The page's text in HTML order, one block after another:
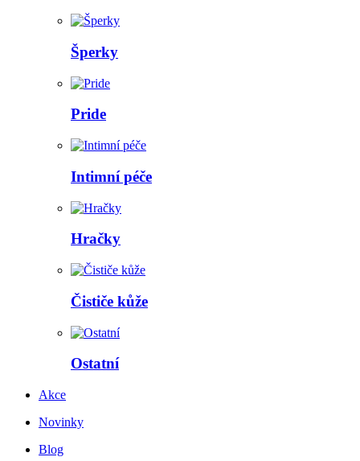
Šperky
Pride
Intimní péče
Hračky
Čističe kůže
Ostatní
Akce
Novinky
Blog